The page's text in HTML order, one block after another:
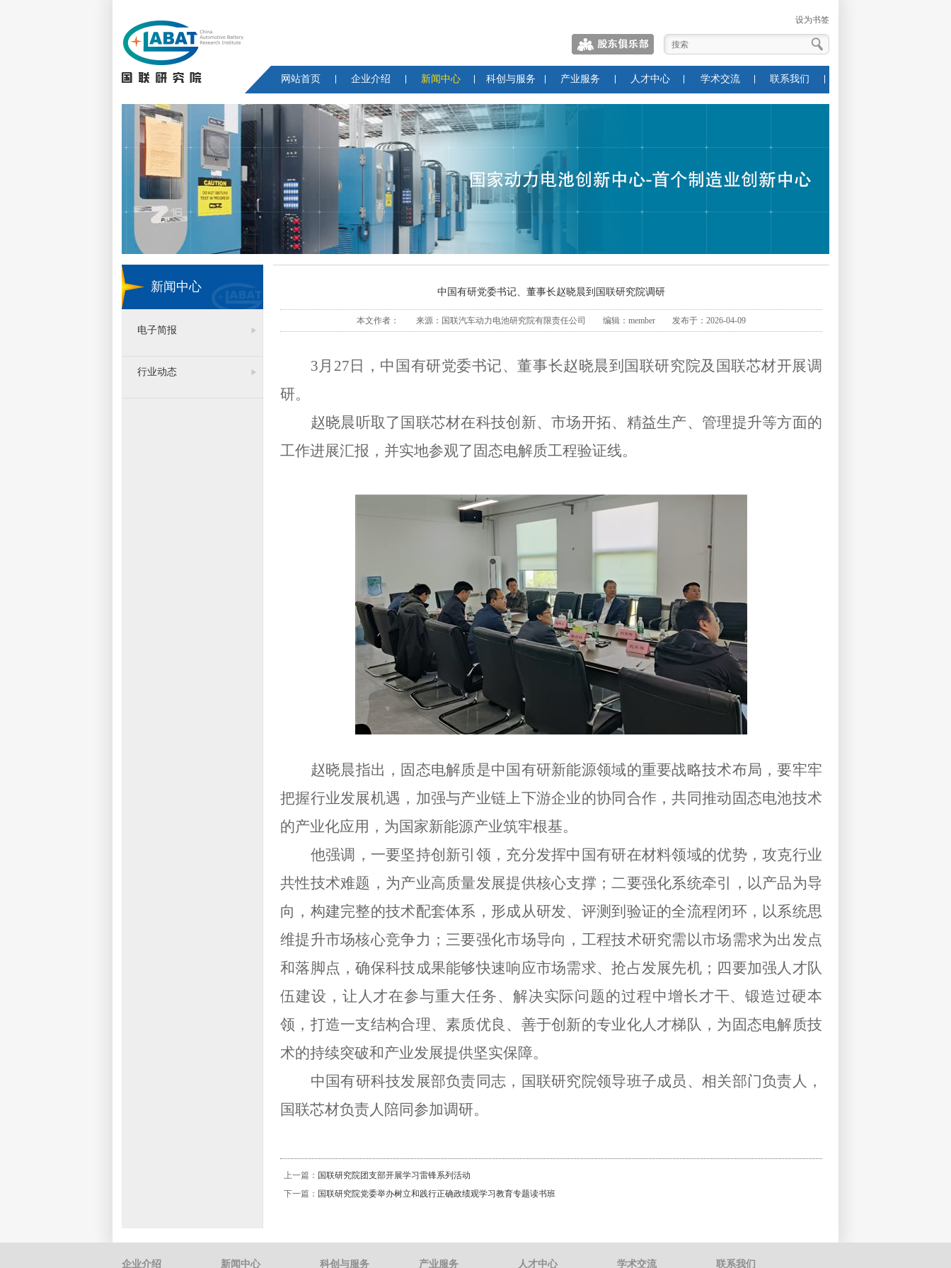
设为书签
网站首页 企业介绍 新闻中心 科创与服务 产业服务 人才中心 学术交流 联系我们
新闻中心
电子简报
行业动态
中国有研党委书记、董事长赵晓晨到国联研究院调研
本文作者： 来源：国联汽车动力电池研究院有限责任公司 编辑：member 发布于：2026-04-09
3月27日
，中国有研党委书记、董事长赵晓晨到国联研究院及国联芯材开展调
研。
赵晓晨听取了国联芯材在科技创新、市场开拓、精益生产、管理提升等方面的
工作进展汇报，并实地参观了固态电解质工程验证线。
赵晓晨指出，固态电解质是中国有研新能源领域的重要战略技术布局，要牢牢
把握行业发展机遇，加强与产业链上下游企业的协同合作，共同推动固态电池技术
的产业化应用，为国家新能源产业筑牢根基。
他强调，一要坚持创新引领，充分发挥中国有研在材料领域的优势，攻克行业
共性技术难题，为产业高质量发展提供核心支撑；二要强化系统牵引，以产品为导
向，构建完整的技术配套体系，形成从研发、评测到验证的全流程闭环， 以系统思
维提升市场核心竞争力；三要强化市场导向，工程技术研究需以市场需求为出发点
和落脚点，确保科技成果能够快速响应市场需求、抢占发展先机；四要加强人才队
伍建设，让人才在参与重大任务、解决实际问题的过程中增长才干、锻造过硬本
领，打造一支结构合理、素质优良、善于创新的专业化人才梯队，为固态电解质技
术的持续突破和产业发展提供坚实保障。
中国有研科技发展部负责同志，国联研究院领导班子成员、相关部门负责人，
国联芯材负责人陪同参加调研。
上一篇： 国联研究院团支部开展学习雷锋系列活动
下一篇： 国联研究院党委举办树立和践行正确政绩观学习教育专题读书班
企业介绍 新闻中心 科创与服务 产业服务 人才中心 学术交流 联系我们